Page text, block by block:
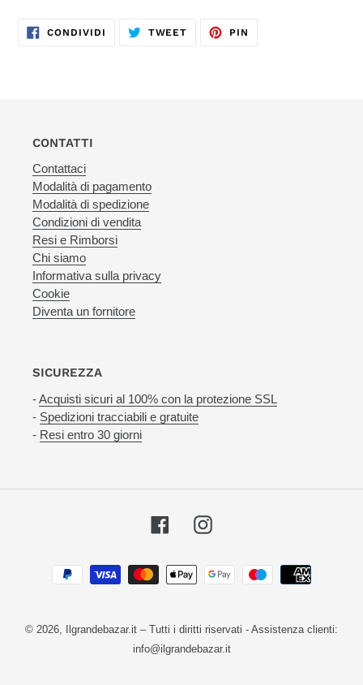
CONDIVIDI CONDIVIDITWEET TWITTA PIN
CONTATTI
Contattaci
Modalità di pagamento
Modalità di spedizione
Condizioni di vendita
Resi e Rimborsi
Chi siamo
Informativa sulla privacy
Cookie
Diventa un fornitore
SICUREZZA
-Acquisti sicuri al 100% con la protezione SSL
- Spedizioni tracciabili e gratuite
- Resi entro 30 giorni
FacebookInstagram
Metodi
di
© 2026, Ilgrandebazar.it – Tutti i diritti riservati - Assistenza clienti:
info@ilgrandebazar.it